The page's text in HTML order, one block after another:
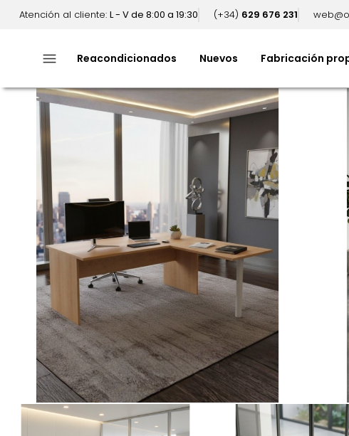
Atención al cliente: L - V de 8:00 a 19:30 (+34) 629 676 231
menu Reacondicionados Nuevos Fabricación